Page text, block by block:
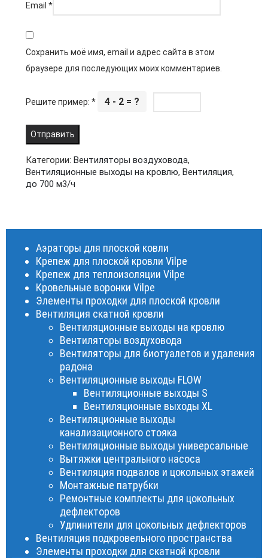
Email *
Сохранить моё имя, email и адрес сайта в этом
браузере для последующих моих комментариев.
Решите пример: * 4 - 2 = ?
Категории: Вентиляторы воздуховода,
Вентиляционные выходы на кровлю, Вентиляция,
до 700 м3/ч
Аэраторы для плоской ковли
Крепеж для плоской кровли Vilpe
Крепеж для теплоизоляции Vilpe
Кровельные воронки Vilpe
Элементы проходки для плоской кровли
Вентиляция скатной кровли
Вентиляционные выходы на кровлю
Вентиляторы воздуховода
Вентиляторы для биотуалетов и удаления
радона
Вентиляционные выходы FLOW
Вентиляционные выходы S
Вентиляционные выходы XL
Вентиляционные выходы
канализационного стояка
Вентиляционные выходы универсальные
Вытяжки центрального насоса
Вентиляция подвалов и цокольных этажей
Монтажные патрубки
Ремонтные комплекты для цокольных
дефлекторов
Удлинители для цокольных дефлекторов
Вентиляция подкровельного пространства
Элементы проходки для скатной кровли